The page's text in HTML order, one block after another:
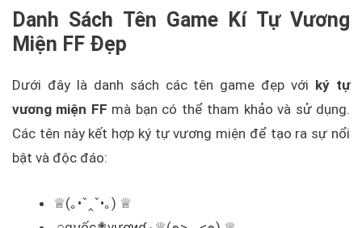
Danh Sách Tên Game Kí Tự Vương
Miện FF Đẹp
Dưới đây là danh sách các tên game đẹp với ký tự
vương miện FF mà bạn có thể tham khảo và sử dụng.
Các tên này kết hợp ký tự vương miện để tạo ra sự nổi
bật và độc đáo:
♕(｡•ˇ‸ˇ•｡) ♕